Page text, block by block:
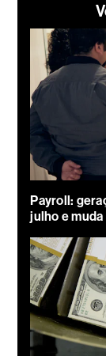
Payroll:
julho e